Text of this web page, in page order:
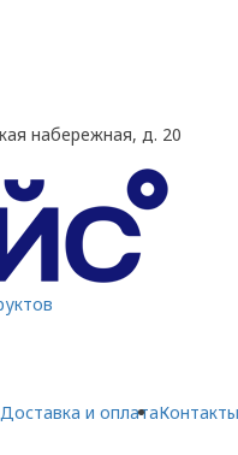
набережная, д. 20
Доставка и оплатаКонтакты